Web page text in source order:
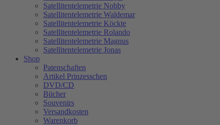
Satellitentelemetrie Nobby
Satellitentelemetrie Waldemar
Satellitentelemetrie Köckte
Satellitentelemetrie Rolando
Satellitentelemetrie Magnus
Satellitentelemetrie Jonas
Shop
Patenschaften
Artikel Prinzesschen
DVD/CD
Bücher
Souvenirs
Versandkosten
Warenkorb